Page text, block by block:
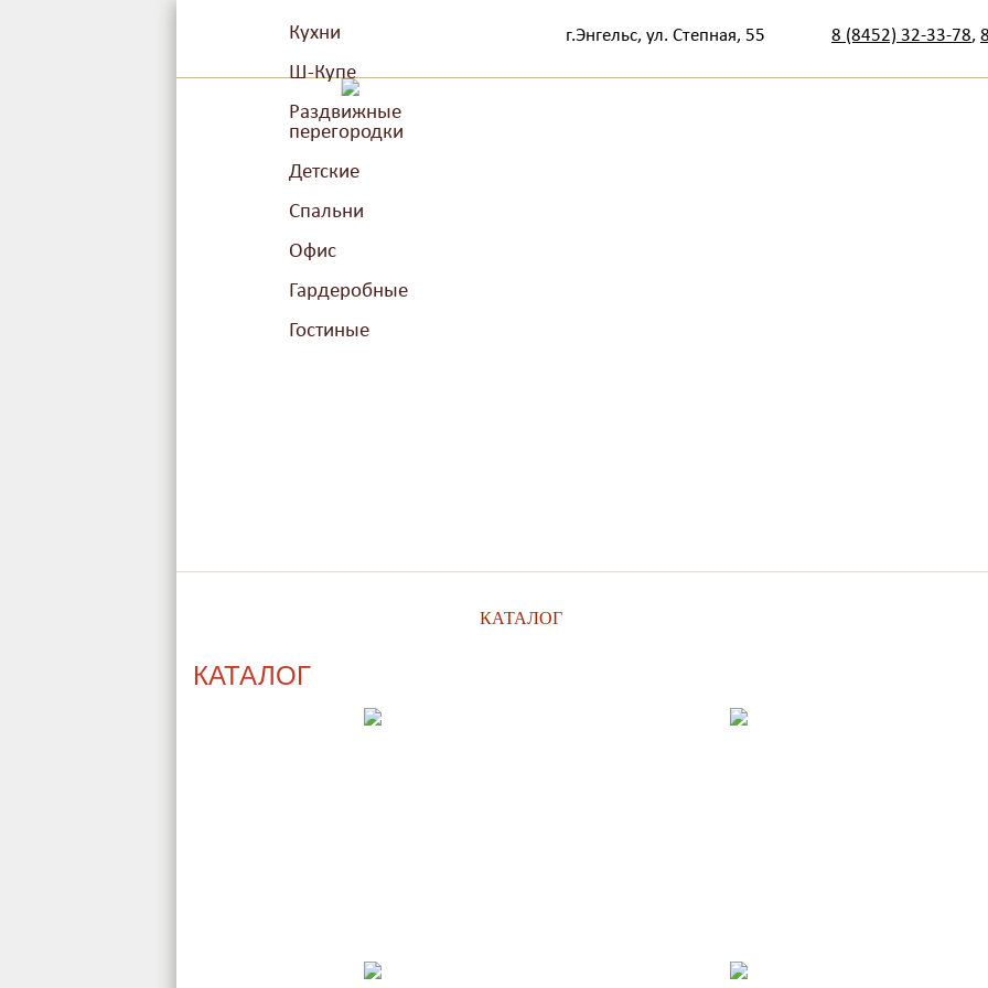
г.Энгельс, ул. Степная, 55 8 (8452) 32-33-78,
Кухни
Ш-Купе
Раздвижные
перегородки
Детские
Спальни
Офис
Гардеробные
Гостиные
КАТАЛОГ
КАТАЛОГ